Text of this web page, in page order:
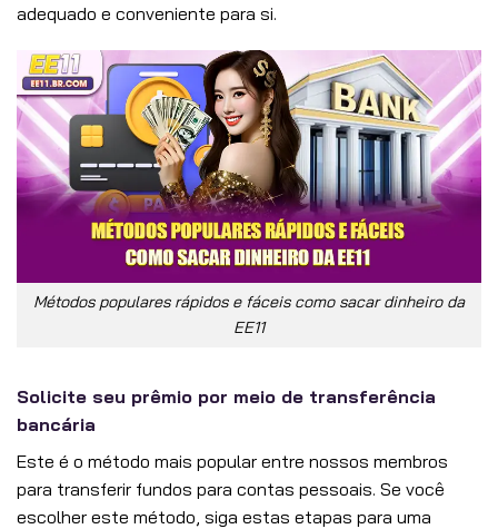
adequado e conveniente para si.
Métodos populares rápidos e fáceis como sacar dinheiro da
EE11
Solicite seu prêmio por meio de transferência
bancária
Este é o método mais popular entre nossos membros
para transferir fundos para contas pessoais. Se você
escolher este método, siga estas etapas para uma